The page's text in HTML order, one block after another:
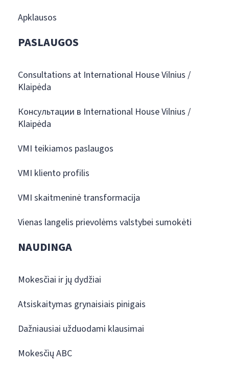
Apklausos
PASLAUGOS
Consultations at International House Vilnius /
Klaipėda
Консультации в International House Vilnius /
Klaipėda
VMI teikiamos paslaugos
VMI kliento profilis
VMI skaitmeninė transformacija
Vienas langelis prievolėms valstybei sumokėti
NAUDINGA
Mokesčiai ir jų dydžiai
Atsiskaitymas grynaisiais pinigais
Dažniausiai užduodami klausimai
Mokesčių ABC